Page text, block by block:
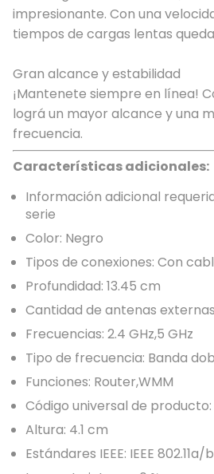
impresionante. Con una
tiempos de cargas lentas
Gran alcance y estabilidad
¡Mantenete siempre en línea!
lográ un mayor alcance y una
frecuencia.
Características adicionales:
Información adicional
serie
Color: Negro
Tipos de conexiones: Con
Profundidad: 13.45 cm
Cantidad de antenas
Frecuencias: 2.4 GHz,5 GHz
Tipo de frecuencia: Banda
Funciones: Router,WMM
Código universal de
Altura: 4.1 cm
Estándares IEEE: IEEE